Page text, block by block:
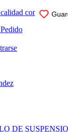
comprobada
DE